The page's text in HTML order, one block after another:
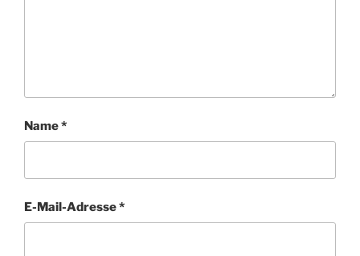
Name*
E-Mail-Adresse*